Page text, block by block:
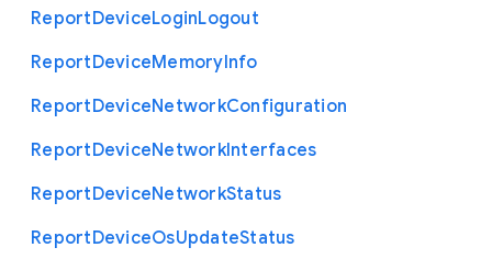
ReportDeviceLoginLogout
ReportDeviceMemoryInfo
ReportDeviceNetworkConfiguration
ReportDeviceNetworkInterfaces
ReportDeviceNetworkStatus
ReportDeviceOsUpdateStatus